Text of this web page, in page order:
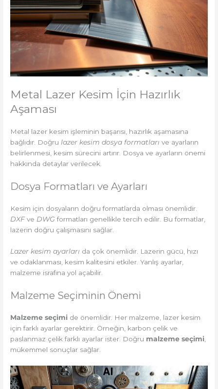
Metal Lazer Kesim İçin Hazırlık
Aşaması
Metal lazer kesim işleminin başarısı, hazırlık aşamasına
bağlıdır. Doğru lazer kesim dosya formatları ve ayarların
belirlenmesi, kesim sürecini artırır. Dosya ve ayarların önemi
hakkında detaylar verilecek.
Dosya Formatları ve Ayarları
Kesim için dosyaların doğru formatlarda olması önemlidir.
DXFve DWGformatları genellikle tercih edilir. Bu formatlar,
lazerin doğru çalışmasını sağlar.
Lazer kesim ayarları da çok önemlidir. Lazerin gücü, hızı
ve odaklanması, kesim kalitesini etkiler. Yanlış ayarlar,
malzeme israfına yol açabilir.
Malzeme Seçiminin Önemi
Malzeme seçimi de önemlidir. Her malzeme, lazer kesim
için farklı ayarlar gerektirir. Örneğin, karbon çelik ve
paslanmaz çelik farklı ayarlar ister. Doğru malzeme seçimi
mükemmel sonuçlar sağlar.